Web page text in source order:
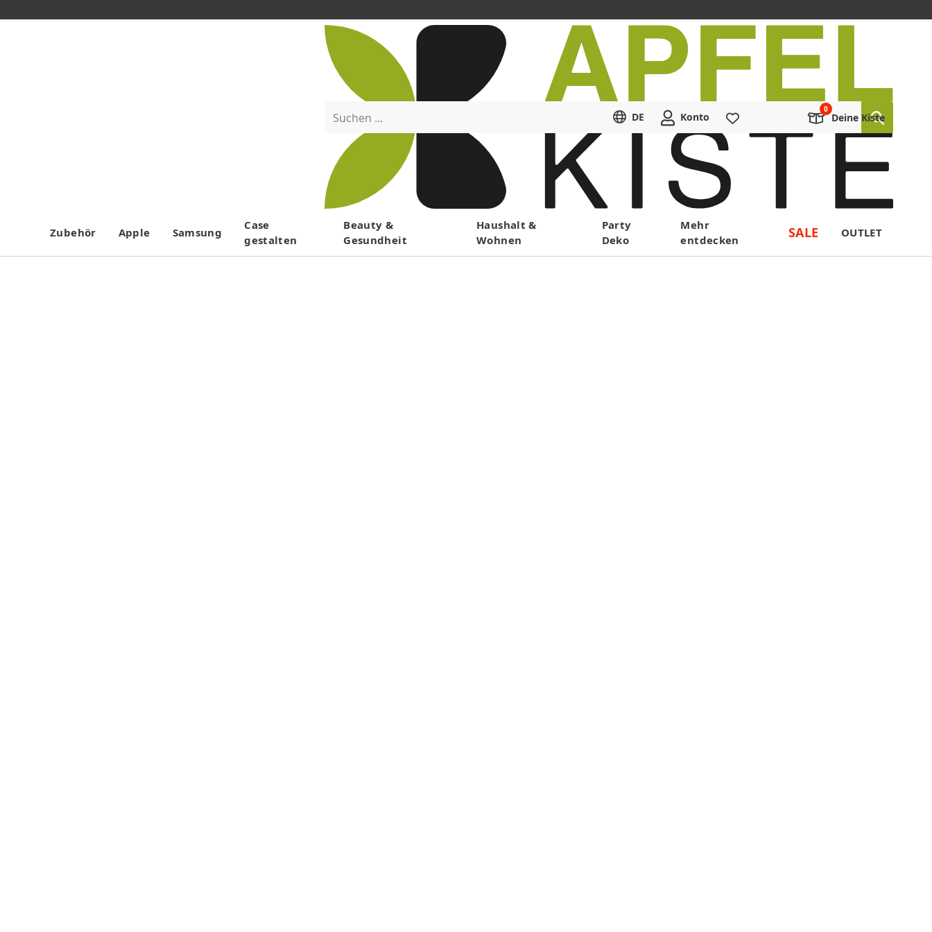
Menü
Suchen ... DE Konto Deine Kiste
Zubehör Apple Samsung
Case
gestalten
Beauty &
Gesundheit
Haushalt &
Wohnen
Party
Deko
Mehr
entdecken
SALE OUTLET